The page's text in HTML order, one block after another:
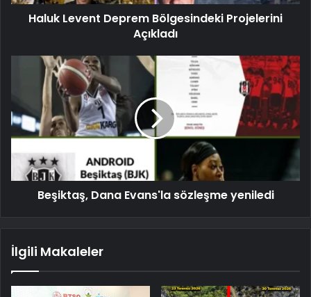
Haluk Levent Deprem Bölgesindeki Projelerini
Açıkladı
Beşiktaş, Dana Evans'la sözleşme yeniledi
İlgili Makaleler